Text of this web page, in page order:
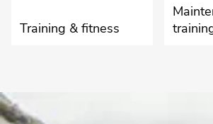
Training & fitness